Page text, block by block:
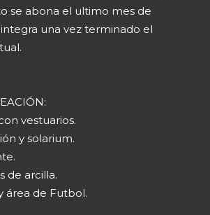
se abona el ultimo mes de
una vez terminado el
vestuarios.
y solarium.
de arcilla.
área de Futbol.